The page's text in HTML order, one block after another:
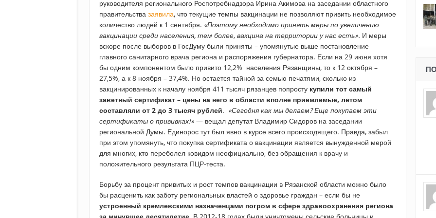
руководителя регионального Роспотребнадзора Ирина Акимова на заседании областного
правительства заявила, что текущие темпы вакцинации не позволяют привить необходимое
количество людей к 1 сентября. «Поэтому необходимо принять меры по увеличению
вакцинации среди населения, тем более, вакцина на территории у нас есть». И меры
вскоре после выборов в ГосДуму были приняты – упомянутые выше постановление
главного санитарного врача региона и распоряжения губернатора. Если на 29 июня хотя
бы одним компонентом было привито 12,2% населения Рязанщины, то к 12 октября –
27,5%, а к 8 ноября – 37,4%. Но остается тайной за семью печатями, сколько из
вакцинированных к началу ноября 411 тысяч рязанцев попросту купили тот самый
заветный сертификат – цены на него в области вполне приемлемые, летом
составляли от 2 до 3 тысяч рублей. «Сегодня как мы делаем? Еще покупаем эти
сертификаты о прививках!»— вещал депутат Владимир Сидоров на заседании
региональной Думы. Единорос тут был явно в курсе всего происходящего. Правда, забыл
при этом упомянуть, что покупка сертификата о вакцинации является вынужденной мерой
для многих, кто переболел ковидом неофициально, без обращения к врачу и
положительного результата ПЦР-теста.
Борьбу за процент привитых и рост темпов вакцинации в Рязанской области можно было
бы расценить как заботу региональных властей о здоровье граждан – если бы не
устроенный кремлевскими назначенцами погром в сфере здравоохранения региона